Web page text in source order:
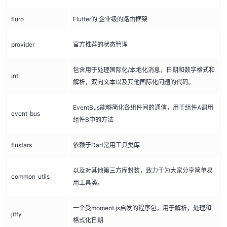
fluro Flutter的 企业级的路由框架
provider 官方推荐的状态管理
intl
包含用于处理国际化/本地化消息，日期和数字格式和
解析，双向文本以及其他国际化问题的代码。
event_bus
EventBus能够简化各组件间的通信，用于组件A调用
组件B中的方法
flustars 依赖于Dart常用工具类库
common_utils
以及对其他第三方库封装，致力于为大家分享简单易
用工具类。
jiffy
一个受moment.js启发的程序包，用于解析，处理和
格式化日期